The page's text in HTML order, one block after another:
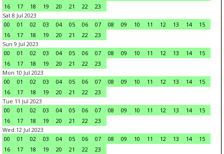
16
17 18 19 20 21 22
23
Sat 8 Jul 2023
00
01 02 03 04 05 06 07 08 09 10 11 12 13 14
15
16
17 18 19 20 21 22
23
Sun 9 Jul 2023
00
01 02 03 04 05 06 07 08 09 10 11 12 13 14
15
16
17 18 19 20 21 22
23
Mon 10 Jul 2023
00
01 02 03 04 05 06 07 08 09 10 11 12 13 14
15
16
17 18 19 20 21 22
23
Tue 11 Jul 2023
00
01 02 03 04 05 06 07 08 09 10 11 12 13 14
15
16
17 18 19 20 21 22
23
Wed 12 Jul 2023
00
01 02 03 04 05 06 07 08 09 10 11 12 13 14
15
16
17 18 19 20 21 22
23